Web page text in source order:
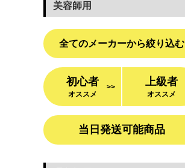
美容師用
全てのメーカーから絞り込む
初心者
オススメ
>> 上級者
オススメ
当日発送可能商品